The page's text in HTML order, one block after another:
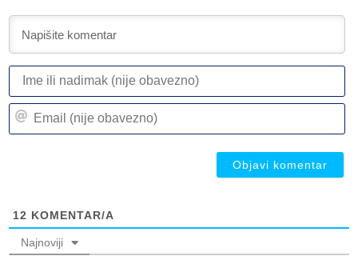
12 KOMENTAR/A
Najnoviji